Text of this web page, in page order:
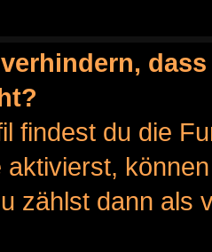
findest du die
zählst dann als